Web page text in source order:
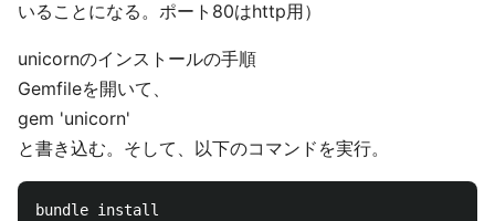
いることになる。ポート80はhttp用）
unicornのインストールの手順
Gemfileを開いて、
gem 'unicorn'
と書き込む。そして、以下のコマンドを実行。
bundle install